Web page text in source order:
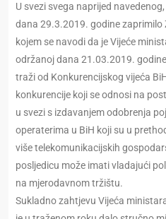
U svezi svega naprijed
dana 29.3.2019. godine zaprimilo
kojem se navodi da je Vijeće
održanoj dana 21.03.2019.
traži od Konkurencijskog vijeća
konkurencije koji se odnosi na
u svezi s izdavanjem odobrenja
operaterima u BiH koji su u
više telekomunikacijskih
posljedicu može imati vladajući
na mjerodavnom tržištu.
Sukladno zahtjevu Vijeća